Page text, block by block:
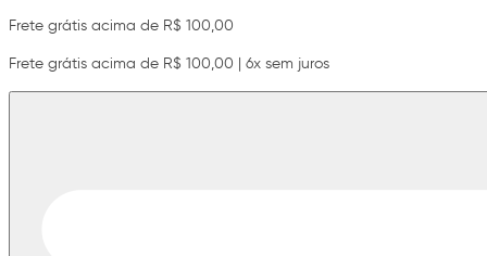
Frete grátis acima de R$ 100,00
Frete grátis acima de R$ 100,00 | 6x sem juros